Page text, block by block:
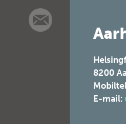
8200
E-mail: